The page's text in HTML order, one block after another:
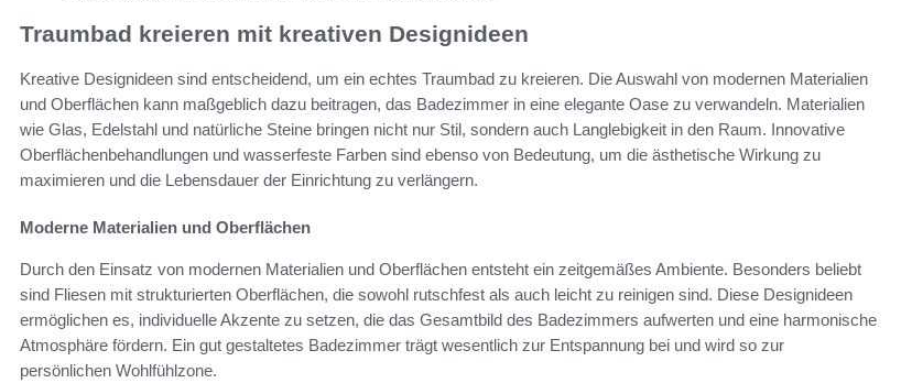
Traumbad kreieren mit kreativen Designideen
Kreative Designideen sind entscheidend, um ein echtes Traumbad zu kreieren. Die Auswahl von modernen Materialien
und Oberflächen kann maßgeblich dazu beitragen, das Badezimmer in eine elegante Oase zu verwandeln. Materialien
wie Glas, Edelstahl und natürliche Steine bringen nicht nur Stil, sondern auch Langlebigkeit in den Raum. Innovative
Oberflächenbehandlungen und wasserfeste Farben sind ebenso von Bedeutung, um die ästhetische Wirkung zu
maximieren und die Lebensdauer der Einrichtung zu verlängern.
Moderne Materialien und Oberflächen
Durch den Einsatz von modernen Materialien und Oberflächen entsteht ein zeitgemäßes Ambiente. Besonders beliebt
sind Fliesen mit strukturierten Oberflächen, die sowohl rutschfest als auch leicht zu reinigen sind. Diese Designideen
ermöglichen es, individuelle Akzente zu setzen, die das Gesamtbild des Badezimmers aufwerten und eine harmonische
Atmosphäre fördern. Ein gut gestaltetes Badezimmer trägt wesentlich zur Entspannung bei und wird so zur
persönlichen Wohlfühlzone.